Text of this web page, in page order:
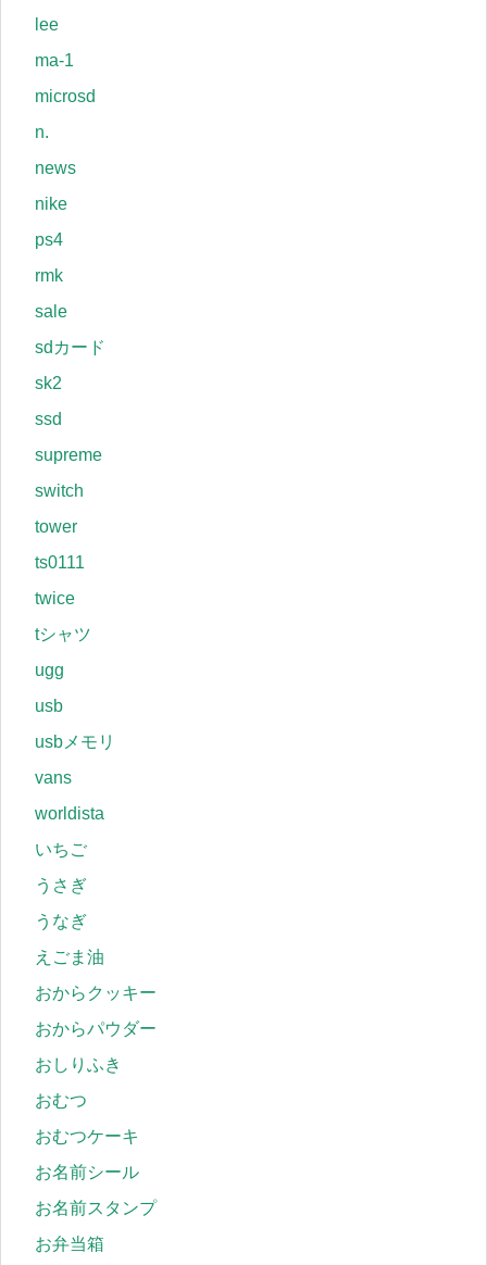
lee
ma-1
microsd
n.
news
nike
ps4
rmk
sale
sdカード
sk2
ssd
supreme
switch
tower
ts0111
twice
tシャツ
ugg
usb
usbメモリ
vans
worldista
いちご
うさぎ
うなぎ
えごま油
おからクッキー
おからパウダー
おしりふき
おむつ
おむつケーキ
お名前シール
お名前スタンプ
お弁当箱